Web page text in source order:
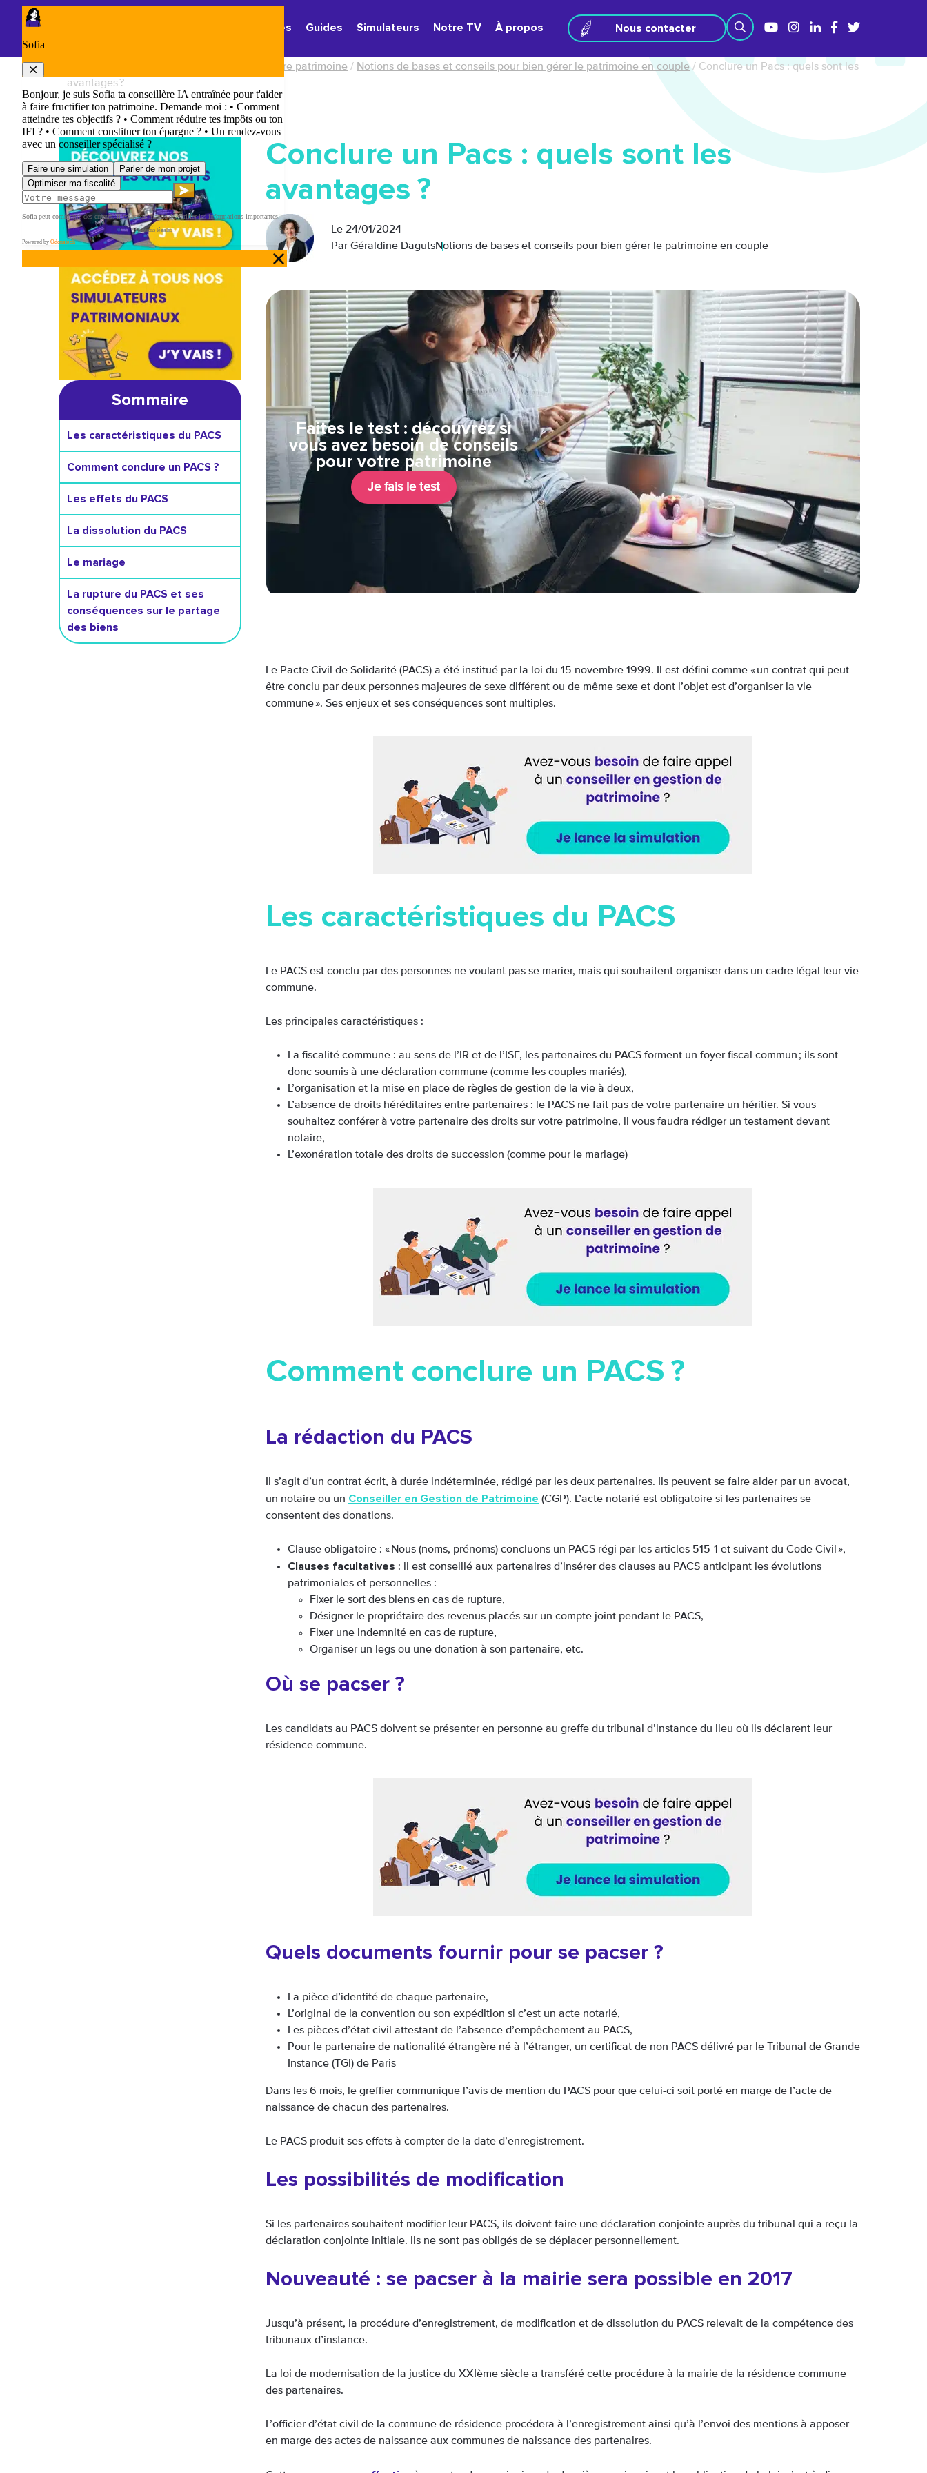
Panneau de gestion des cookies
Thématiques
Guides Simulateurs Notre TV À propos Nous contacter
Droit de la famille et gestion de votre patrimoine / Notions de bases et conseils pour bien gérer le patrimoine en couple/ Conclure un Pacs : quels sont les
avantages ?
Sommaire
Les caractéristiques du PACS
Comment conclure un PACS ?
Les effets du PACS
La dissolution du PACS
Le mariage
La rupture du PACS et ses
conséquences sur le partage
des biens
Conclure un Pacs : quels sont les
avantages ?
Le 24/01/2024
Par Géraldine DagutsNotions de bases et conseils pour bien gérer le patrimoine en couple
Faites le test : découvrez si
vous avez besoin de conseils
pour votre patrimoine
Je fais le test
Le Pacte Civil de Solidarité (PACS) a été institué par la loi du 15 novembre 1999. Il est défini comme « un contrat qui peut
être conclu par deux personnes majeures de sexe différent ou de même sexe et dont l’objet est d’organiser la vie
commune ». Ses enjeux et ses conséquences sont multiples.
Les caractéristiques du PACS
Le PACS est conclu par des personnes ne voulant pas se marier, mais qui souhaitent organiser dans un cadre légal leur vie
commune.
Les principales caractéristiques :
La fiscalité commune : au sens de l’IR et de l’ISF, les partenaires du PACS forment un foyer fiscal commun ; ils sont
donc soumis à une déclaration commune (comme les couples mariés),
L’organisation et la mise en place de règles de gestion de la vie à deux,
L’absence de droits héréditaires entre partenaires : le PACS ne fait pas de votre partenaire un héritier. Si vous
souhaitez conférer à votre partenaire des droits sur votre patrimoine, il vous faudra rédiger un testament devant
notaire,
L’exonération totale des droits de succession (comme pour le mariage)
Comment conclure un PACS ?
La rédaction du PACS
Il s’agit d’un contrat écrit, à durée indéterminée, rédigé par les deux partenaires. Ils peuvent se faire aider par un avocat,
un notaire ou un Conseiller en Gestion de Patrimoine (CGP). L’acte notarié est obligatoire si les partenaires se
consentent des donations.
Clause obligatoire : « Nous (noms, prénoms) concluons un PACS régi par les articles 515-1 et suivant du Code Civil »,
Clauses facultatives : il est conseillé aux partenaires d’insérer des clauses au PACS anticipant les évolutions
patrimoniales et personnelles :
Fixer le sort des biens en cas de rupture,
Désigner le propriétaire des revenus placés sur un compte joint pendant le PACS,
Fixer une indemnité en cas de rupture,
Organiser un legs ou une donation à son partenaire, etc.
Où se pacser ?
Les candidats au PACS doivent se présenter en personne au greffe du tribunal d’instance du lieu où ils déclarent leur
résidence commune.
Quels documents fournir pour se pacser ?
La pièce d’identité de chaque partenaire,
L’original de la convention ou son expédition si c’est un acte notarié,
Les pièces d’état civil attestant de l’absence d’empêchement au PACS,
Pour le partenaire de nationalité étrangère né à l’étranger, un certificat de non PACS délivré par le Tribunal de Grande
Instance (TGI) de Paris
Dans les 6 mois, le greffier communique l’avis de mention du PACS pour que celui-ci soit porté en marge de l’acte de
naissance de chacun des partenaires.
Le PACS produit ses effets à compter de la date d’enregistrement.
Les possibilités de modification
Si les partenaires souhaitent modifier leur PACS, ils doivent faire une déclaration conjointe auprès du tribunal qui a reçu la
déclaration conjointe initiale. Ils ne sont pas obligés de se déplacer personnellement.
Nouveauté : se pacser à la mairie sera possible en 2017
Jusqu’à présent, la procédure d’enregistrement, de modification et de dissolution du PACS relevait de la compétence des
tribunaux d’instance.
La loi de modernisation de la justice du XXIème siècle a transféré cette procédure à la mairie de la résidence commune
des partenaires.
L’officier d’état civil de la commune de résidence procédera à l’enregistrement ainsi qu’à l’envoi des mentions à apposer
en marge des actes de naissance aux communes de naissance des partenaires.